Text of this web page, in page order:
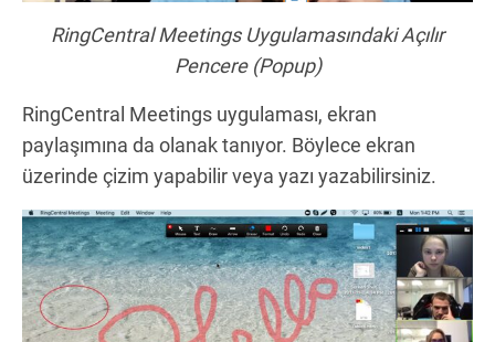
RingCentral Meetings Uygulamasındaki Açılır
Pencere (Popup)
RingCentral Meetings uygulaması, ekran
paylaşımına da olanak tanıyor. Böylece ekran
üzerinde çizim yapabilir veya yazı yazabilirsiniz.